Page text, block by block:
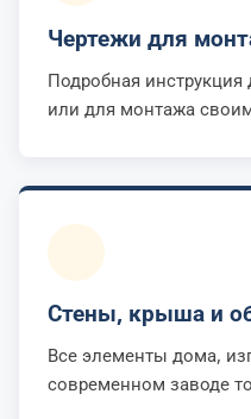
Чертежи для
Подробная инструкция
или для монтажа
Стены, крыша и
Все элементы дома,
современном заводе